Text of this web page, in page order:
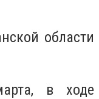
области
в ходе